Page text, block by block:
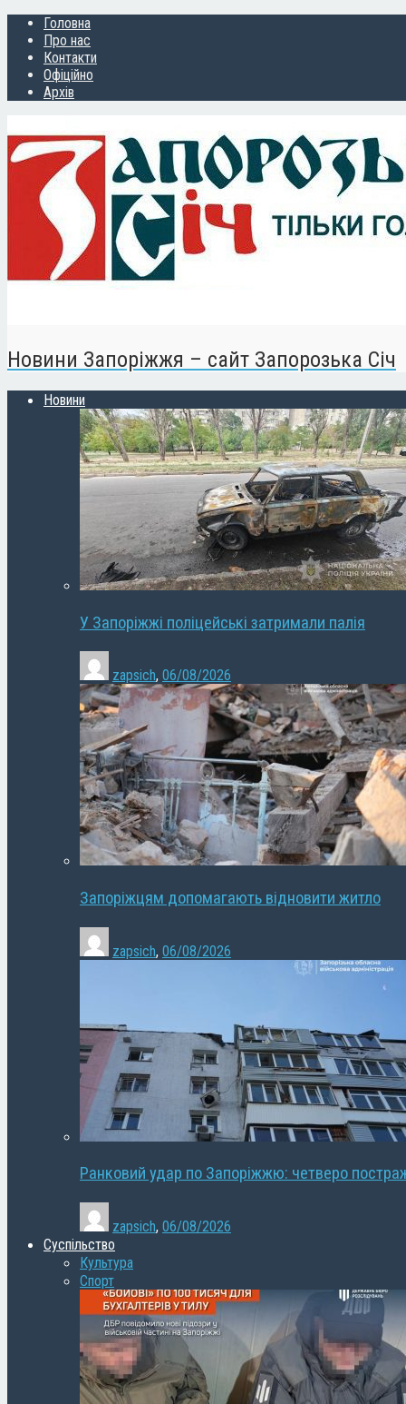
Головна
Про нас
Контакти
Офіційно
Архів
Новини Запоріжжя – сайт Запорозька Січ
Новини
У Запоріжжі поліцейські затримали палія
zapsich, 06/08/2026
Запоріжцям допомагають відновити житло
zapsich, 06/08/2026
Ранковий удар по Запоріжжю: четверо
zapsich, 06/08/2026
Суспільство
Культура
Спорт